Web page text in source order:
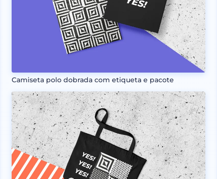
Camiseta polo dobrada com etiqueta e pacote